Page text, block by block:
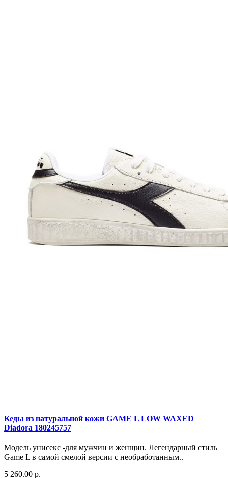
Кеды из натуральной кожи GAME L LOW WAXED
Diadora 180245757
Модель унисекс -для мужчин и женщин. Легендарный стиль
Game L в самой смелой версии с необработанным..
5 260.00 р.